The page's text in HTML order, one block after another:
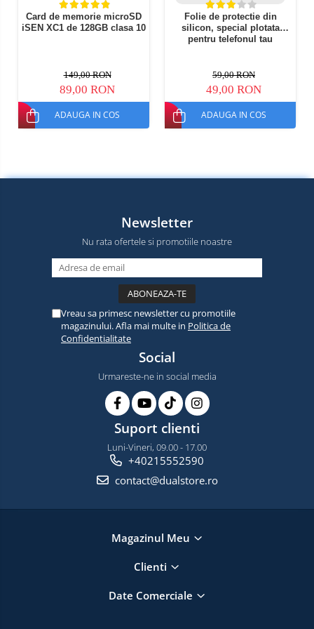
Card de memorie microSD
iSEN XC1 de 128GB clasa 10
149,00 RON
89,00 RON
ADAUGA IN COS
Folie de protectie din
silicon, special plotata
pentru telefonul tau
59,00 RON
49,00 RON
ADAUGA IN COS
Newsletter
Nu rata ofertele si promotiile noastre
Vreau sa primesc newsletter cu promotiile
magazinului. Afla mai multe in Politica de
Confidentialitate
Social
Urmareste-ne in social media
Suport clienti
Luni-Vineri, 09.00 - 17.00
+40215552590
contact@dualstore.ro
Magazinul Meu
Clienti
Date Comerciale